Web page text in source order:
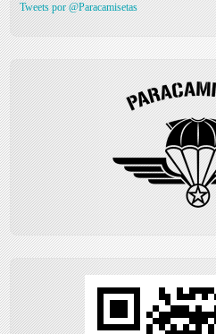
Tweets por @Paracamisetas